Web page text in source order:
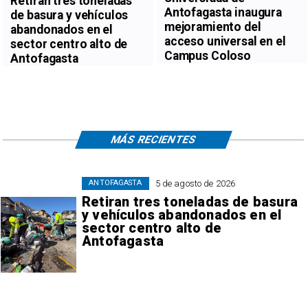
de basura y vehículos
abandonados en el
sector centro alto de
Antofagasta
Antofagasta inaugura
mejoramiento del
acceso universal en el
Campus Coloso
5 de agosto de 2026
Retiran tres toneladas de basura
y vehículos abandonados en el
sector centro alto de
Antofagasta
ANTOFAGASTA
MÁS RECIENTES